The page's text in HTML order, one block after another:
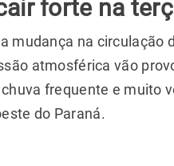
forte na
mudança na circulação
atmosférica vão
frequente e muito
do Paraná.